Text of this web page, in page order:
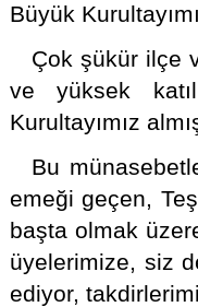
Büyük
Çok şükür ilçe
ve yüksek
Kurultayımız
Bu
emeği geçen,
başta olmak
üyelerimize, siz
ediyor,